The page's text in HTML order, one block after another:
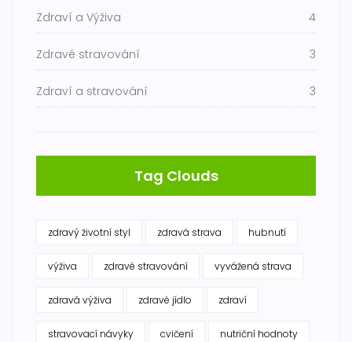
Zdraví a Výživa 4
Zdravé stravování 3
Zdraví a stravování 3
Tag Clouds
zdravý životní styl zdravá strava hubnutí
výživa zdravé stravování vyvážená strava
zdravá výživa zdravé jídlo zdraví
stravovací návyky cvičení nutriční hodnoty